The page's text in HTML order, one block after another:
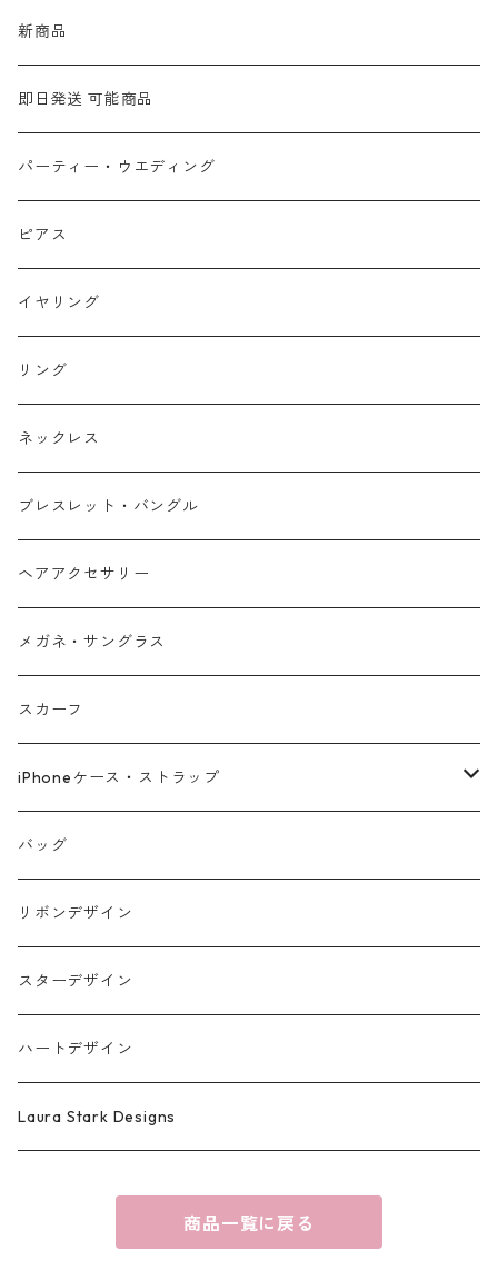
新商品
即日発送 可能商品
パーティー・ウエディング
ピアス
イヤリング
リング
ネックレス
ブレスレット・バングル
ヘアアクセサリー
メガネ・サングラス
スカーフ
iPhoneケース・ストラップ
iPhone17シリーズ対応
バッグ
リボンデザイン
スターデザイン
ハートデザイン
Laura Stark Designs
商品一覧に戻る